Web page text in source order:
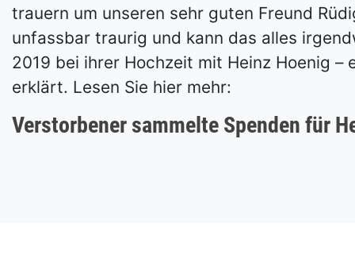
trauern um unseren sehr guten Freund
unfassbar traurig und kann das alles
2019 bei ihrer Hochzeit mit Heinz Hoenig
erklärt. Lesen Sie hier mehr:
Verstorbener sammelte Spenden für